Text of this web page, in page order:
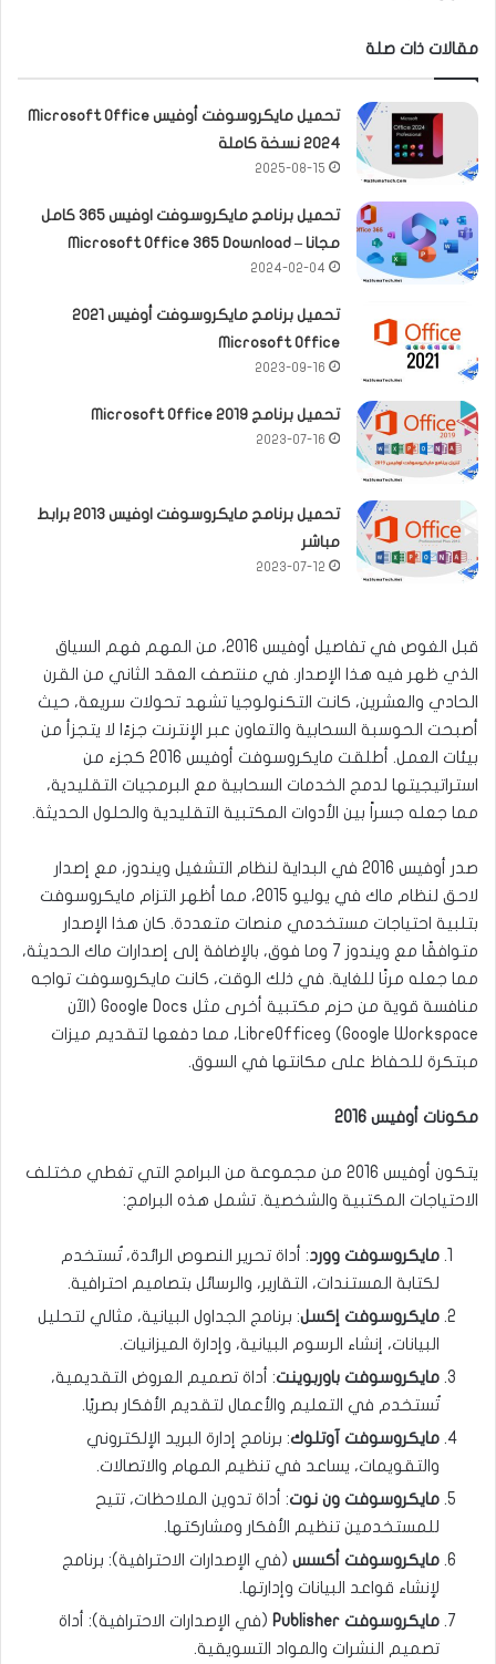
مقالات ذات صلة
تحميل مايكروسوفت أوفيس Microsoft Office
2024 نسخة كاملة
2025-08-15
تحميل برنامج مايكروسوفت اوفيس 365 كامل
مجانا – Microsoft Office 365 Download
2024-02-04
تحميل برنامج مايكروسوفت أوفيس 2021
Microsoft Office
2023-09-16
تحميل برنامج Microsoft Office 2019
2023-07-16
تحميل برنامج مايكروسوفت اوفيس 2013 برابط
مباشر
2023-07-12
قبل الغوص في تفاصيل أوفيس 2016، من المهم فهم السياق
الذي ظهر فيه هذا الإصدار. في منتصف العقد الثاني من القرن
الحادي والعشرين، كانت التكنولوجيا تشهد تحولات سريعة، حيث
أصبحت الحوسبة السحابية والتعاون عبر الإنترنت جزءًا لا يتجزأ من
بيئات العمل. أطلقت مايكروسوفت أوفيس 2016 كجزء من
استراتيجيتها لدمج الخدمات السحابية مع البرمجيات التقليدية،
مما جعله جسراً بين الأدوات المكتبية التقليدية والحلول الحديثة.
صدر أوفيس 2016 في البداية لنظام التشغيل ويندوز، مع إصدار
لاحق لنظام ماك في يوليو 2015، مما أظهر التزام مايكروسوفت
بتلبية احتياجات مستخدمي منصات متعددة. كان هذا الإصدار
متوافقًا مع ويندوز 7 وما فوق، بالإضافة إلى إصدارات ماك الحديثة،
مما جعله مرنًا للغاية. في ذلك الوقت، كانت مايكروسوفت تواجه
منافسة قوية من حزم مكتبية أخرى مثل Google Docs (الآن
Google Workspace) وLibreOffice، مما دفعها لتقديم ميزات
مبتكرة للحفاظ على مكانتها في السوق.
مكونات أوفيس 2016
يتكون أوفيس 2016 من مجموعة من البرامج التي تغطي مختلف
الاحتياجات المكتبية والشخصية. تشمل هذه البرامج:
مايكروسوفت وورد: أداة تحرير النصوص الرائدة، تُستخدم
لكتابة المستندات، التقارير، والرسائل بتصاميم احترافية.
مايكروسوفت إكسل: برنامج الجداول البيانية، مثالي لتحليل
البيانات، إنشاء الرسوم البيانية، وإدارة الميزانيات.
مايكروسوفت باوربوينت: أداة تصميم العروض التقديمية،
تُستخدم في التعليم والأعمال لتقديم الأفكار بصريًا.
مايكروسوفت آوتلوك: برنامج إدارة البريد الإلكتروني
والتقويمات، يساعد في تنظيم المهام والاتصالات.
مايكروسوفت ون نوت: أداة تدوين الملاحظات، تتيح
للمستخدمين تنظيم الأفكار ومشاركتها.
مايكروسوفت أكسس (في الإصدارات الاحترافية): برنامج
لإنشاء قواعد البيانات وإدارتها.
مايكروسوفت
(في الإصدارات الاحترافية): أداة
تصميم النشرات والمواد التسويقية.